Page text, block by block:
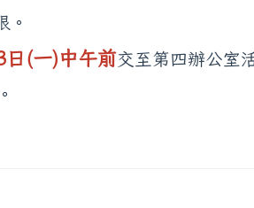
。
(一)中午前交至第四辦公室